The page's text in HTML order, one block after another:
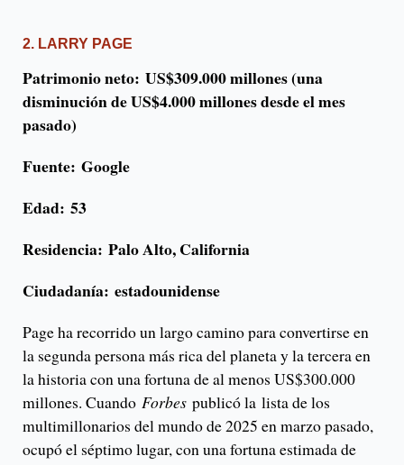
2. LARRY PAGE
Patrimonio neto: US$309.000 millones (una
disminución de US$4.000 millones desde el mes
pasado)
Fuente: Google
Edad: 53
Residencia: Palo Alto, California
Ciudadanía: estadounidense
Page ha recorrido un largo camino para convertirse en
la segunda persona más rica del planeta y la tercera en
la historia con una fortuna de al menos US$300.000
millones. Cuando Forbes publicó la lista de los
multimillonarios del mundo de 2025 en marzo pasado,
ocupó el séptimo lugar, con una fortuna estimada de